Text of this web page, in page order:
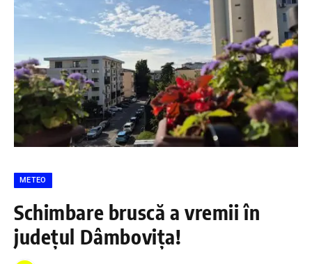
METEO
Schimbare bruscă a vremii în
județul Dâmbovița!